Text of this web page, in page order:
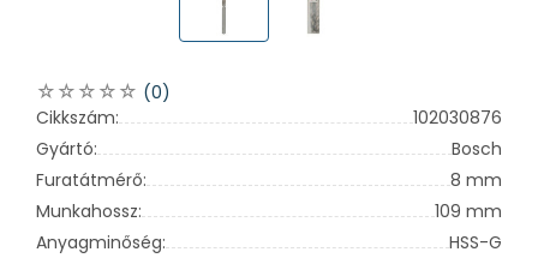
(0)
Cikkszám:
102030876
Gyártó:
Bosch
Furatátmérő:
8 mm
Munkahossz:
109 mm
Anyagminőség:
HSS-G